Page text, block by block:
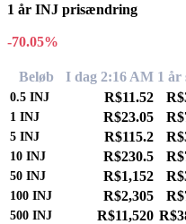
1 år INJ prisændring
-70.05%
Beløb I dag 2:16 AM 1 år
0.5 INJ R$11.52
1 INJ R$23.05
5 INJ R$115.2
10 INJ R$230.5
50 INJ R$1,152
100 INJ R$2,305
500 INJ R$11,520